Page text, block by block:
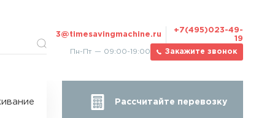
3@timesavingmachine.ru
+7(495)023-49-
19
Пн-Пт — 09:00-19:00
Закажите звонок
Рассчитайте перевозку